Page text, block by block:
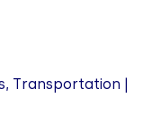
Transportation |